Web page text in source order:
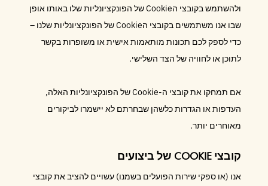
ולהשתמש בקובצי הCookie של הפונקציונליות שלו באותו אופן
שבו אנו משתמשים בקובצי הCookie של הפונקציונליות שלנו –
כדי לספק לכם תכונות מותאמות אישית או משופרות בקשר
לתוכן או לחוויה של הצד השלישי.
אם תמחקו את קובצי ה-Cookie של הפונקציונליות האלה,
העדפות או הגדרות כלשהן שבחרתם לא יישמרו לביקורים
מאוחרים יותר.
קובצי COOKIE של ביצועים
אנו (או ספקי שירות הפועלים בשמנו) עשויים להציב את קובצי